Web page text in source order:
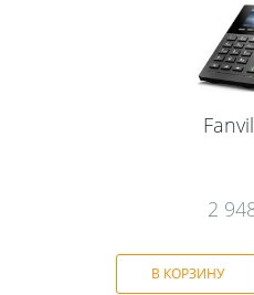
2
В КОРЗИНУ